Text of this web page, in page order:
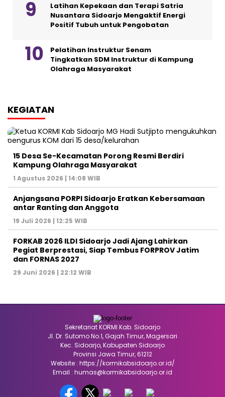
Latihan Kepekaan dan Terapi Satria
Nusantara Sidoarjo Mengaktif Energi
Positif Tubuh untuk Pengobatan
Pelatihan Instruktur Senam
Tingkatkan SDM Instruktur di Kampung
Olahraga Masyarakat
KEGIATAN
15 Desa Se-Kecamatan Porong Resmi Berdiri
Kampung Olahraga Masyarakat
1 Agustus 2026 | 14:08 WIB
Anjangsana PORPI Sidoarjo Eratkan Kebersamaan
antar Ranting dan Anggota
19 Juli 2026 | 12:25 WIB
FORKAB 2026 ILDI Sidoarjo Jadi Ajang Lahirkan
Pegiat Berprestasi, Siap Tembus FORPROV Jatim
dan FORNAS 2027
29 Juni 2026 | 22:12 WIB
Sekretariat KORMI Kab. Sidoarjo
Jl. Dr. Sutomo No.1, Gajah Timur, Magersari
Kec. Sidoarjo, Kabupaten Sidoarjo
Provinsi Jawa Timur, 61212
Website : https://kormikabsidoarjo.or.id/
Email : humas@kormikabsidoarjo.or.id